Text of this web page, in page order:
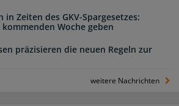
Zeiten des GKV-Spargesetzes:
Woche geben
präzisieren die neuen Regeln zur
weitere Nachrichten